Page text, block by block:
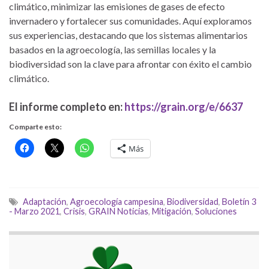
climático, minimizar las emisiones de gases de efecto
invernadero y fortalecer sus comunidades. Aquí exploramos
sus experiencias, destacando que los sistemas alimentarios
basados en la agroecología, las semillas locales y la
biodiversidad son la clave para afrontar con éxito el cambio
climático.
El informe completo en:https://grain.org/e/6637
Comparte esto:
Más
Adaptación, Agroecología campesina, Biodiversidad, Boletín 3
- Marzo 2021, Crisis, GRAIN Noticias, Mitigación, Soluciones